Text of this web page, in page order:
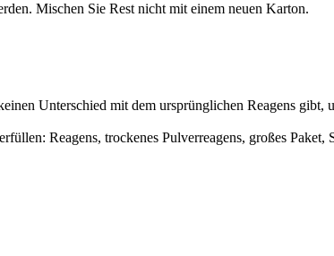
Mischen Sie Rest nicht mit einem neuen Karton.
Unterschied mit dem ursprünglichen Reagens gibt,
Reagens, trockenes Pulverreagens, großes Paket,